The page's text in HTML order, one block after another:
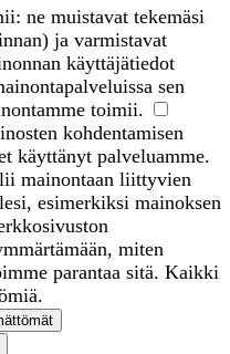
ne muistavat tekemäsi
ja varmistavat
käyttäjätiedot
sen
toimii.
kohdentamisen
käyttänyt palveluamme.
mainontaan liittyvien
esimerkiksi mainoksen
miten
parantaa sitä. Kaikki